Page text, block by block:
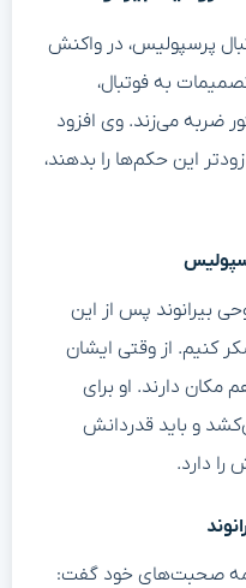
پرسپولیس، در واکنش
به فوتبال،
ضربه می‌زند. وی افزود
این حکم‌ها را بدهند،
بیرانوند پس از این
کنیم. از وقتی ایشان
دارند. او برای
و باید قدردانش
دارد.
صحبت‌های خود گفت: